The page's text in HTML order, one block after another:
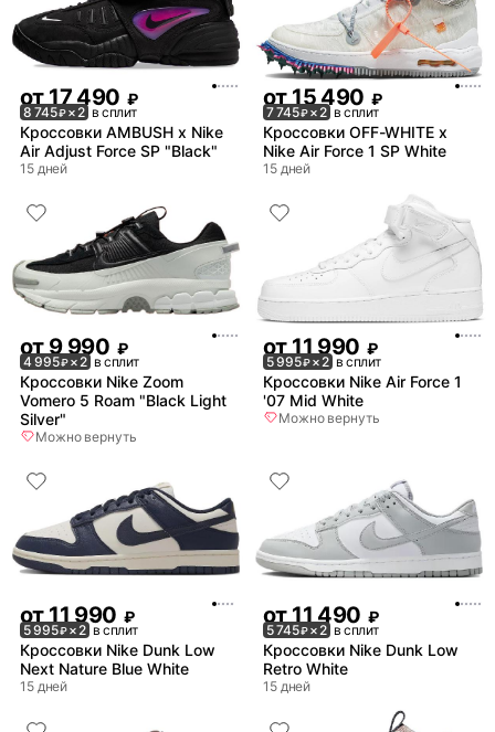
от17 490 ₽
8 745₽× 2 в сплит
Кроссовки AMBUSH x Nike
Air Adjust Force SP "Black"
15 дней
от15 490 ₽
7 745₽× 2 в сплит
Кроссовки OFF-WHITE x
Nike Air Force 1 SP White
15 дней
от9 990 ₽
4 995₽× 2 в сплит
Кроссовки Nike Zoom
Vomero 5 Roam "Black Light
Silver"
Можно вернуть
от11 990 ₽
5 995₽× 2 в сплит
Кроссовки Nike Air Force 1
'07 Mid White
Можно вернуть
от 11 990 ₽
5 995₽× 2 в сплит
Кроссовки Nike Dunk Low
Next Nature Blue White
15 дней
от 11 490 ₽
5 745₽× 2 в сплит
Кроссовки Nike Dunk Low
Retro White
15 дней